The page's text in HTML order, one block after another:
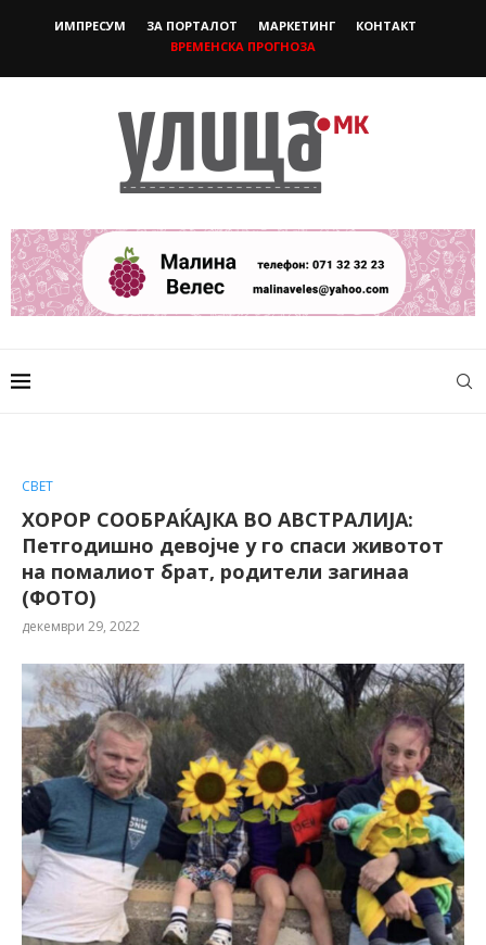
ИМПРЕСУМ ЗА ПОРТАЛОТ МАРКЕТИНГ
КОНТАКТ
ВРЕМЕНСКА ПРОГНОЗА
СВЕТ
ХОРОР СООБРАЌАЈКА ВО АВСТРАЛИЈА:
Петгодишно девојче у го спаси животот
на помалиот брат, родители загинаа
(ФОТО)
декември 29, 2022